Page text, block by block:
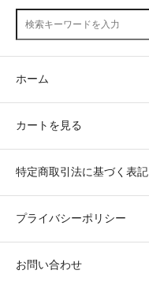
ホーム
カートを見る
特定商取引法に基づく表記
プライバシーポリシー
お問い合わせ